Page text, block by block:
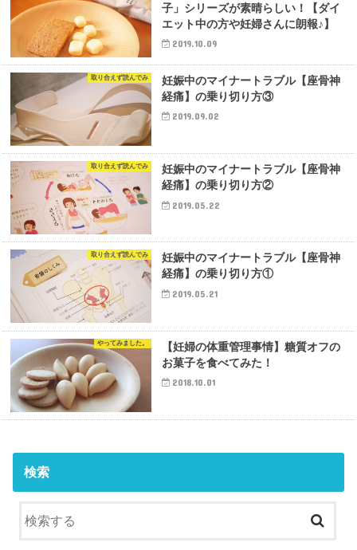
子」シリーズが素晴らしい！【ダイ
エット中の方や妊婦さんに朗報♪】
2019.10.09
取り合えず読んでみ
妊娠中のマイナートラブル【座骨神
経痛】の乗り切り方③
2019.09.02
取り合えず読んでみ
妊娠中のマイナートラブル【座骨神
経痛】の乗り切り方②
2019.05.22
取り合えず読んでみ
妊娠中のマイナートラブル【座骨神
経痛】の乗り切り方①
2019.05.21
やってみました。
【妊婦の体重管理事情】糖質オフの
お菓子を食べてみた！
2018.10.01
検索